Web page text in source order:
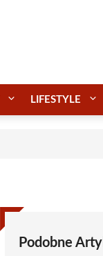
LIFESTYLE
Podobne